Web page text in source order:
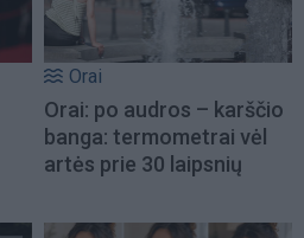
Orai
Orai: po audros – karščio
banga: termometrai vėl
artės prie 30 laipsnių